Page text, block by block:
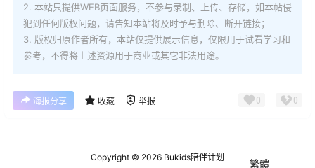
2. 本站只提供WEB页面服务，不参与录制、上传、存储，如本帖侵
犯到任何版权问题，请告知本站将及时予与删除、断开链接；
3. 版权归原作者所有，本站仅提供展示信息，仅限用于试看学习和
参考，不得将上述资源用于商业或其它非法用途。
海报分享 收藏 举报 0 0
Copyright © 2026 Bukids陪伴计划
繁體